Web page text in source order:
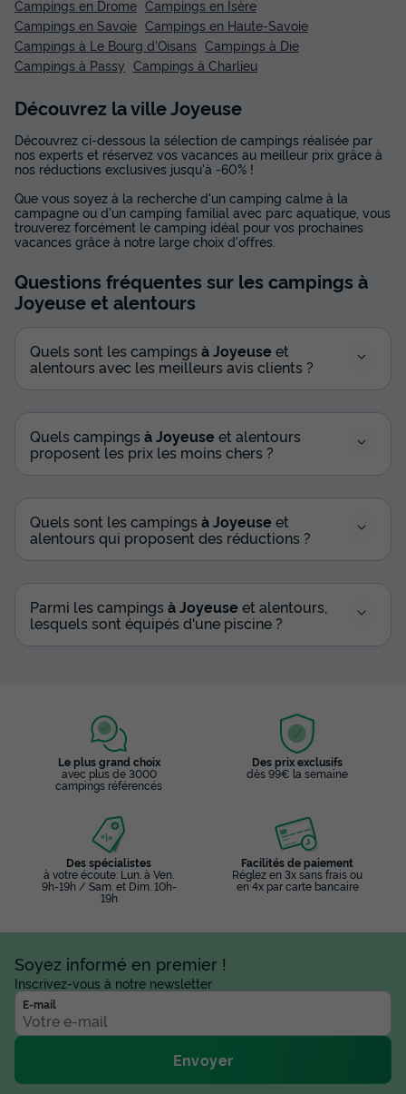
Campings en Drome Campings en Isère
Campings en Savoie Campings en Haute-Savoie
Campings à Le Bourg d'Oisans Campings à Die
Campings à Passy Campings à Charlieu
Découvrez la ville Joyeuse
Découvrez ci-dessous la sélection de campings réalisée par
nos experts et réservez vos vacances au meilleur prix grâce à
nos réductions exclusives jusqu'à -60% !
Que vous soyez à la recherche d'un camping calme à la
campagne ou d'un camping familial avec parc aquatique, vous
trouverez forcément le camping idéal pour vos prochaines
vacances grâce à notre large choix d'offres.
Questions fréquentes sur les campings à
Joyeuseet alentours
Quels sont les campings à Joyeuse et
alentours avec les meilleurs avis clients ?
Quels campings à Joyeuse et alentours
proposent les prix les moins chers ?
Quels sont les campings à Joyeuse et
alentours qui proposent des réductions ?
Parmi les campings à Joyeuse et alentours,
lesquels sont équipés d'une piscine ?
Le plus grand choix
avec plus de 3000
campings référencés
Des prix exclusifs
dès 99€ la semaine
Des spécialistes
à votre écoute: Lun. à Ven.
9h-19h / Sam. et Dim. 10h-
19h
Facilités de paiement
Réglez en 3x sans frais ou
en 4x par carte bancaire
Soyez informé en premier !
Inscrivez-vous à notre newsletter
E-mail
Envoyer